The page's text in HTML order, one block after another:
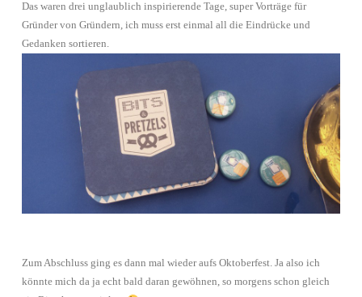
Das waren drei unglaublich inspirierende Tage, super Vorträge für
Gründer von Gründern, ich muss erst einmal all die Eindrücke und
Gedanken sortieren.
Zum Abschluss ging es dann mal wieder aufs Oktoberfest. Ja also ich
könnte mich da ja echt bald daran gewöhnen, so morgens schon gleich